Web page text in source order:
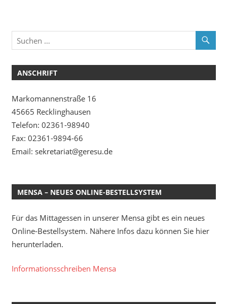
ANSCHRIFT
Markomannenstraße 16
45665 Recklinghausen
Telefon: 02361-98940
Fax: 02361-9894-66
Email: sekretariat@geresu.de
MENSA – NEUES ONLINE-BESTELLSYSTEM
Für das Mittagessen in unserer Mensa gibt es ein neues
Online-Bestellsystem. Nähere Infos dazu können Sie hier
herunterladen.
Informationsschreiben Mensa